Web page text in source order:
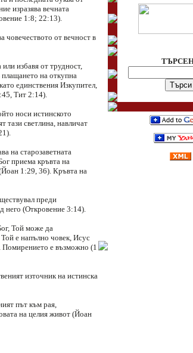
изразява вечната
1:8; 22:13).
човечеството от вечност в
избавя от трудност,
на откупна
единствения Изкупител,
Тит 2:14).
носи истинското
тази светлина, навличат
на старозаветната
приема кръвта на
1:29, 36). Кръвта на
преди
него (Откровение 3:14).
Той може да
е напълно човек, Исус
Помирението е възможно (1
източник на истинска
път към рая,
на целия живот (Йоан